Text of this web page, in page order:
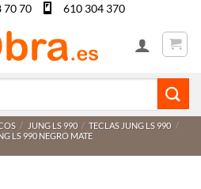
70 70 610 304 370
/ JUNG LS 990 / TECLAS JUNG LS 990 /
LS 990 NEGRO MATE